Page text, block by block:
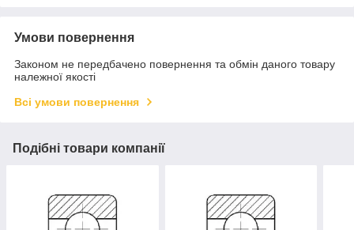
Умови повернення
Законом не передбачено повернення та обмін даного товару
належної якості
Всі умови повернення
Подібні товари компанії